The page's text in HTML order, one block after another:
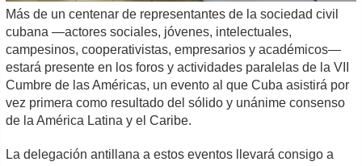
Más de un centenar de representantes de la sociedad civil
cubana —actores sociales, jóvenes, intelectuales,
campesinos, cooperativistas, empresarios y académicos—
estará presente en los foros y actividades paralelas de la VII
Cumbre de las Américas, un evento al que Cuba asistirá por
vez primera como resultado del sólido y unánime consenso
de la América Latina y el Caribe.
La delegación antillana a estos eventos llevará consigo a